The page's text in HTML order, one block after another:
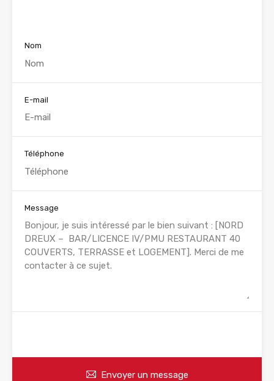
Nom
E-mail
Téléphone
Message
Envoyer un message